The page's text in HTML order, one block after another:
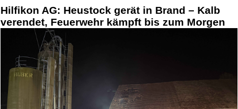
Hilfikon AG: Heustock gerät in Brand – Kalb
verendet, Feuerwehr kämpft bis zum Morgen